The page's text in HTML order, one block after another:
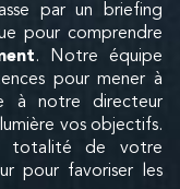
par un briefing
pour comprendre
. Notre équipe
pour mener à
à notre directeur
vos objectifs.
totalité de votre
pour favoriser les